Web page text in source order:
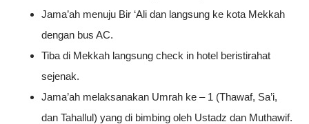
Jama’ah menuju Bir ‘Ali dan langsung ke kota Mekkah
dengan bus AC.
Tiba di Mekkah langsung check in hotel beristirahat
sejenak.
Jama’ah melaksanakan Umrah ke – 1 (Thawaf, Sa’i,
dan Tahallul) yang di bimbing oleh Ustadz dan Muthawif.